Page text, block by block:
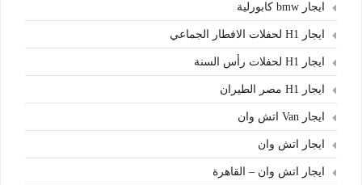
ايجار bmw كابورلية
ايجار H1 لحفلات الافطار الجماعي
ايجار H1 لحفلات رأس السنة
ايجار H1 مصر الطيران
ايجار Van اتش وان
ايجار اتش وان
ايجار اتش وان – القاهرة